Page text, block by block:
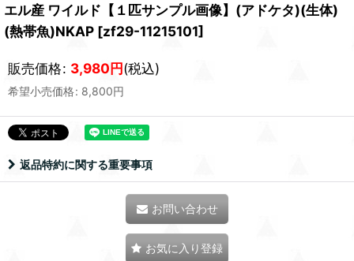
エル産 ワイルド【１匹サンプル画像】(アドケタ)(生体)
(熱帯魚)NKAP [zf29-11215101]
販売価格: 3,980円(税込)
希望小売価格: 8,800円
返品特約に関する重要事項
お問い合わせ
お気に入り登録